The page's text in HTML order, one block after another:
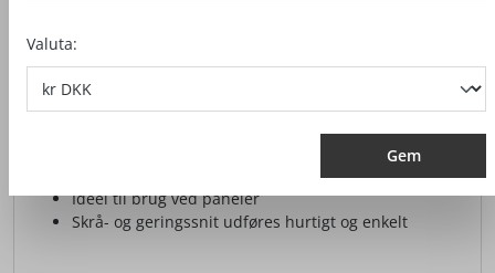
KAPSAVSYSTEM KSS 300
Utrolig kompakt og praktisk konstruktion
Ideel til brug ved paneler
Skrå- og geringssnit udføres hurtigt og enkelt
Valuta:
Gem